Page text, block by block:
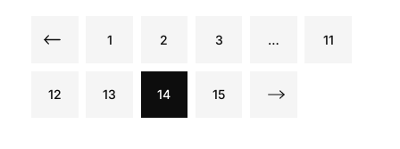
1 2 3 … 11
12 13 14 15